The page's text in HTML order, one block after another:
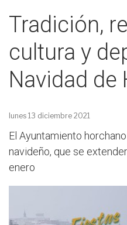
Tradición,
cultura y
Navidad de
lunes 13 diciembre 2021
El Ayuntamiento
navideño, que se
enero